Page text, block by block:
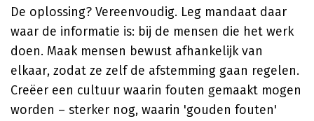
De oplossing? Vereenvoudig. Leg mandaat daar
waar de informatie is: bij de mensen die het werk
doen. Maak mensen bewust afhankelijk van
elkaar, zodat ze zelf de afstemming gaan regelen.
Creëer een cultuur waarin fouten gemaakt mogen
worden – sterker nog, waarin 'gouden fouten'